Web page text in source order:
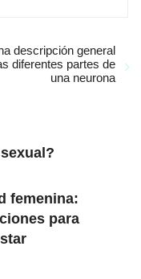
descripción general
diferentes partes de
una neurona
femenina:
para